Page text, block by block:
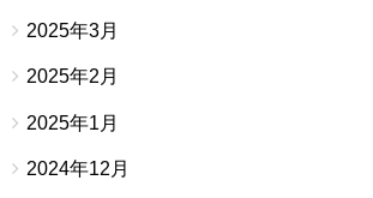
2025年3月
2025年2月
2025年1月
2024年12月